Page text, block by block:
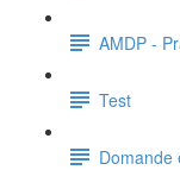
AMDP -
Test
Domande